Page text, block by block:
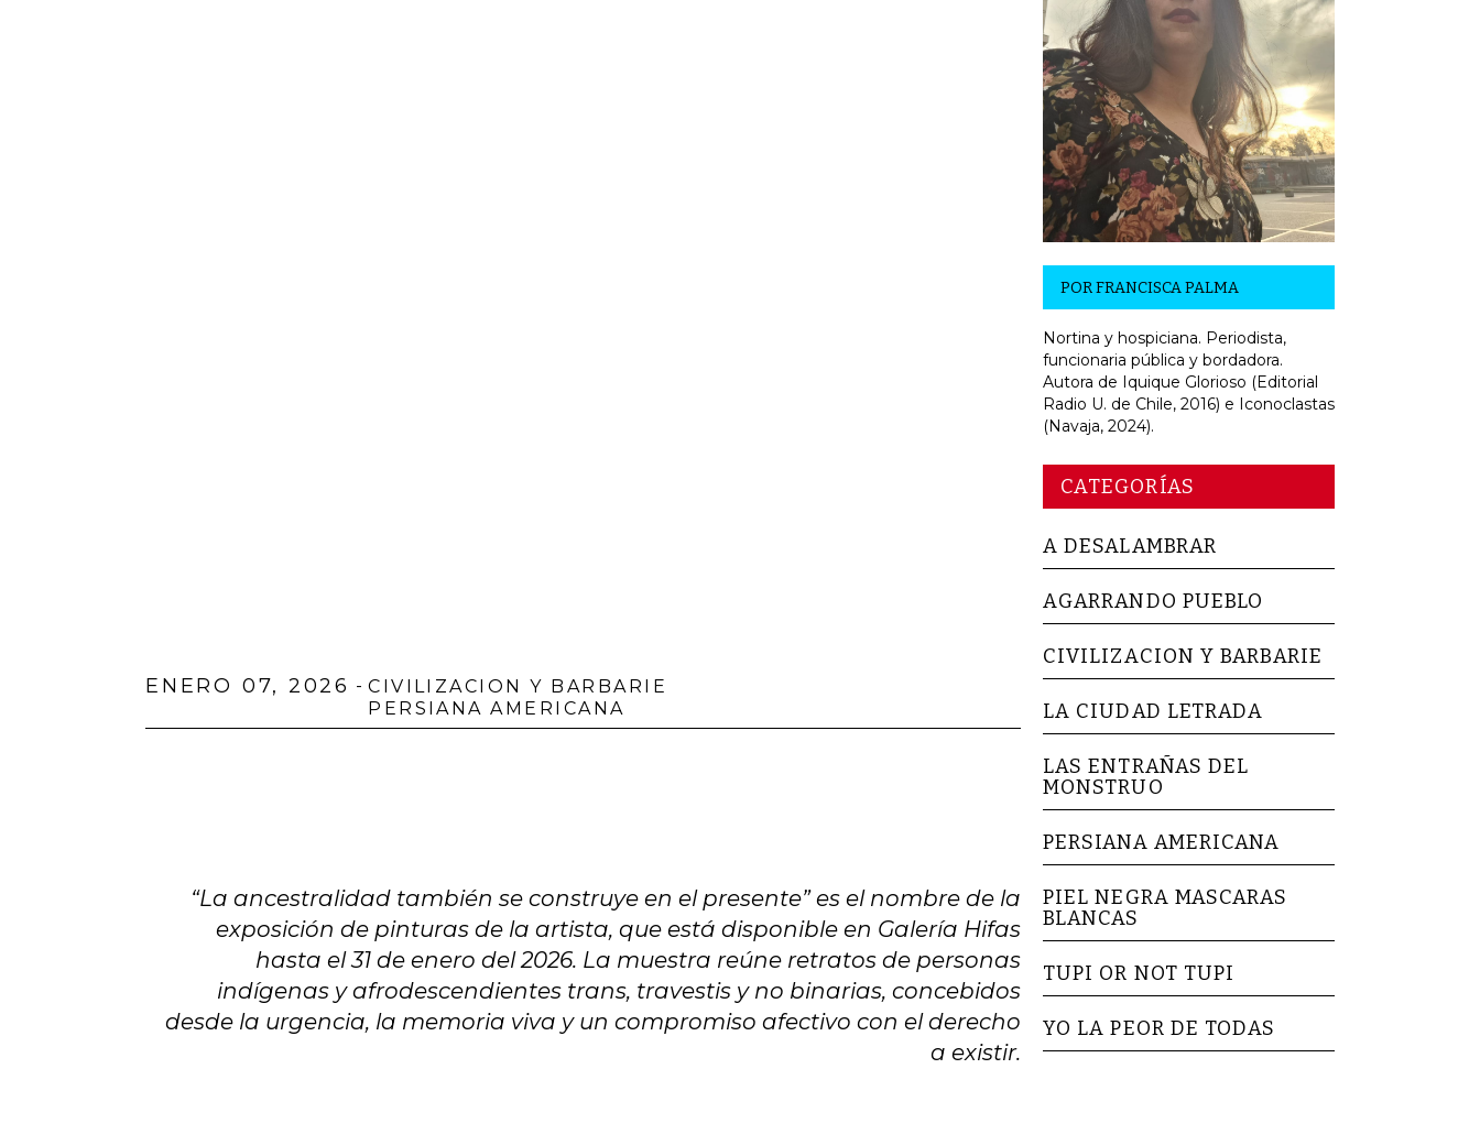
ENERO 07, 2026 - CIVILIZACION Y BARBARIE
PERSIANA AMERICANA
“La ancestralidad también se construye en el presente” es el nombre de la
exposición de pinturas de la artista, que está disponible en Galería Hifas
hasta el 31 de enero del 2026. La muestra reúne retratos de personas
indígenas y afrodescendientes trans, travestis y no binarias, concebidos
desde la urgencia, la memoria viva y un compromiso afectivo con el derecho
a existir.
PORFRANCISCA PALMA
Nortina y hospiciana. Periodista,
funcionaria pública y bordadora.
Autora de Iquique Glorioso (Editorial
Radio U. de Chile, 2016) e Iconoclastas
(Navaja, 2024).
CATEGORÍAS
A DESALAMBRAR
AGARRANDO PUEBLO
CIVILIZACION Y BARBARIE
LA CIUDAD LETRADA
LAS ENTRAÑAS DEL
MONSTRUO
PERSIANA AMERICANA
PIEL NEGRA MASCARAS
BLANCAS
TUPI OR NOT TUPI
YO LA PEOR DE TODAS